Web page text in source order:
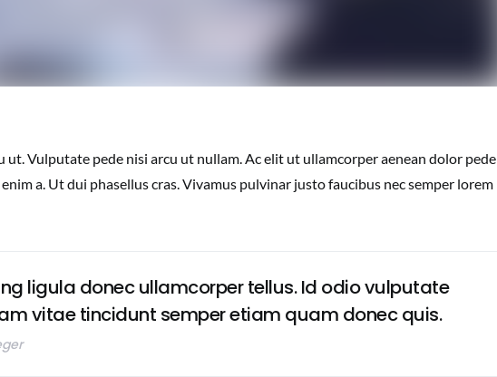
ut. Vulputate pede nisi arcu ut nullam. Ac elit ut ullamcorper aenean dolor pede
a. Ut dui phasellus cras. Vivamus pulvinar justo faucibus nec semper lorem
ligula donec ullamcorper tellus. Id odio vulputate
vitae tincidunt semper etiam quam donec quis.